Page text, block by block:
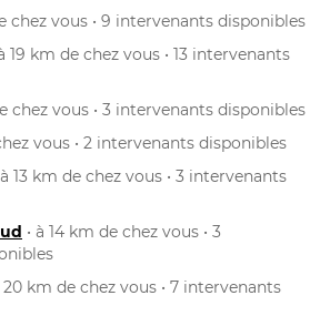
chez vous • 9 intervenants disponibles
19 km de chez vous • 13 intervenants
chez vous • 3 intervenants disponibles
vous • 2 intervenants disponibles
à 13 km de chez vous • 3 intervenants
• à 14 km de chez vous • 3
20 km de chez vous • 7 intervenants